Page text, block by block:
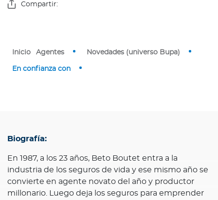
Compartir:
Inicio Agentes Novedades (universo Bupa)
En confianza con
Biografía:
En 1987, a los 23 años, Beto Boutet entra a la
industria de los seguros de vida y ese mismo año se
convierte en agente novato del año y productor
millonario. Luego deja los seguros para emprender